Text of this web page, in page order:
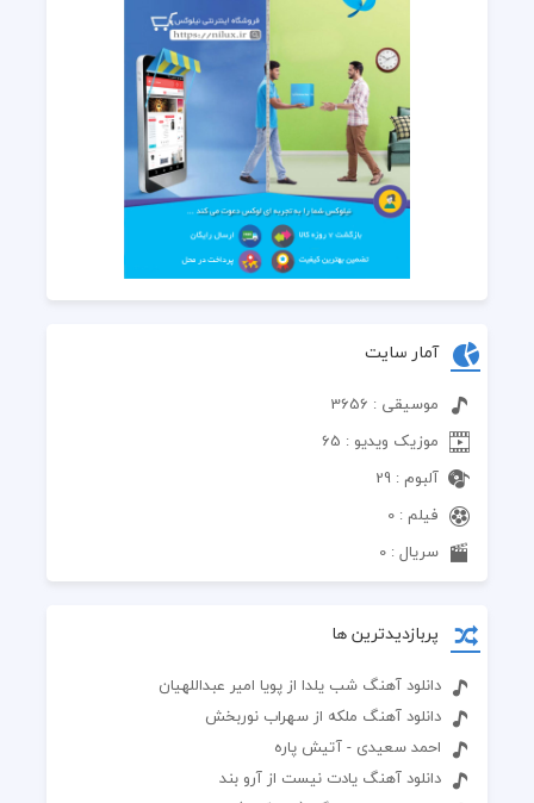
آمار سایت
موسیقی : 3656
موزیک ویدیو : 65
آلبوم : 29
فیلم : 0
سریال : 0
پربازدیدترین ها
دانلود آهنگ شب یلدا از پویا امیر عبداللهیان
دانلود آهنگ ملکه از سهراب نوربخش
احمد سعیدی - آتیش پاره
دانلود آهنگ یادت نیست از آرو بند